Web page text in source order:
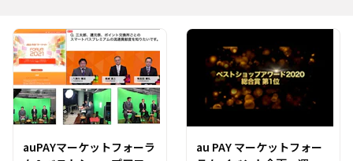
auPAYマーケットフォーラ
au PAY マーケットフォー